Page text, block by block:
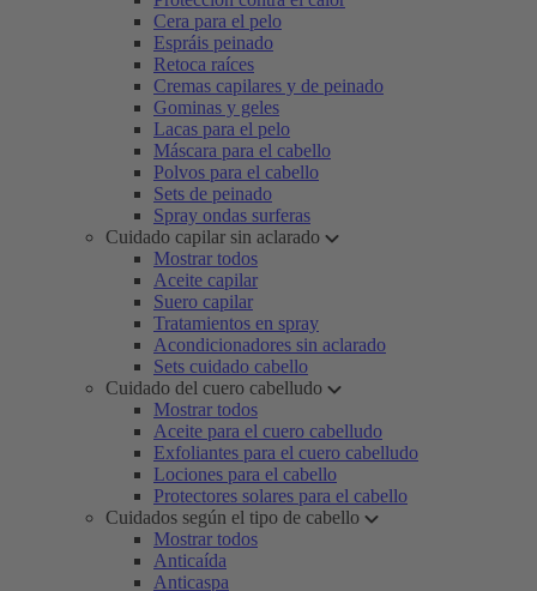
Cera para el pelo
Espráis peinado
Retoca raíces
Cremas capilares y de peinado
Gominas y geles
Lacas para el pelo
Máscara para el cabello
Polvos para el cabello
Sets de peinado
Spray ondas surferas
Cuidado capilar sin aclarado
Mostrar todos
Aceite capilar
Suero capilar
Tratamientos en spray
Acondicionadores sin aclarado
Sets cuidado cabello
Cuidado del cuero cabelludo
Mostrar todos
Aceite para el cuero cabelludo
Exfoliantes para el cuero cabelludo
Lociones para el cabello
Protectores solares para el cabello
Cuidados según el tipo de cabello
Mostrar todos
Anticaída
Anticaspa